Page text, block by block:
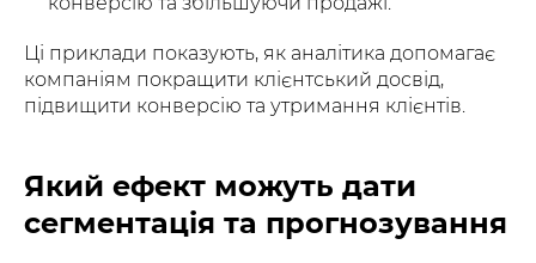
Ці приклади показують, як аналітика допомагає
компаніям покращити клієнтський досвід,
підвищити конверсію та утримання клієнтів.
Який ефект можуть дати
сегментація та прогнозування